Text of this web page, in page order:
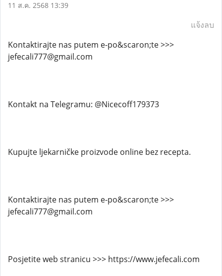
11 ส.ค. 2568 13:39
แจ้งลบ
Kontaktirajte nas putem e-po&scaron;te >>>
jefecali777@gmail.com
Kontakt na Telegramu: @Nicecoff179373
Kupujte ljekarničke proizvode online bez recepta.
Kontaktirajte nas putem e-po&scaron;te >>>
jefecali777@gmail.com
Posjetite web stranicu >>> https://www.jefecali.com